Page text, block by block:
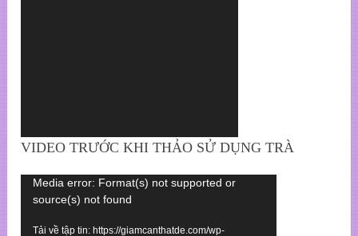
VIDEO TRƯỚC KHI THẢO SỬ DỤNG TRÀ
Trình
chơi
Video
Media error: Format(s) not supported or
source(s) not found
Tải về tập tin: https://giamcanthatde.com/wp-